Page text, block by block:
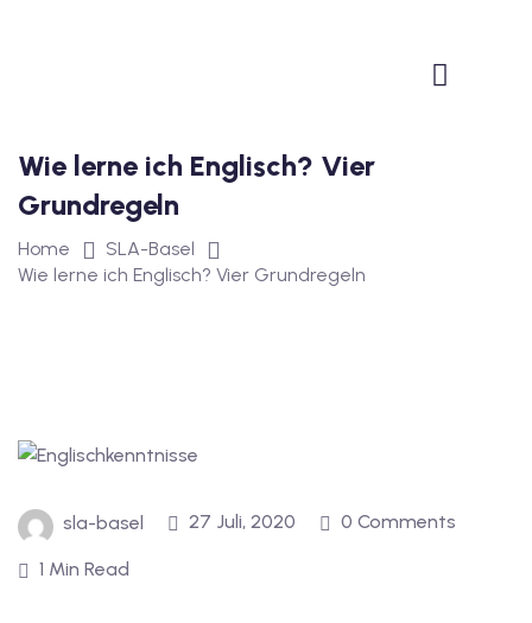
Deutsch B1
Deutsch B2
Wie lerne ich Englisch? Vier
Grundregeln
Home
SLA-Basel
Wie lerne ich Englisch? Vier Grundregeln
sla-basel 27 Juli, 2020 0 Comments
1 Min Read